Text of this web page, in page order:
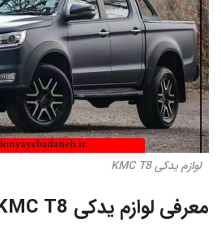
لوازم یدکی KMC T8
معرفی لوازم یدکی KMC T8